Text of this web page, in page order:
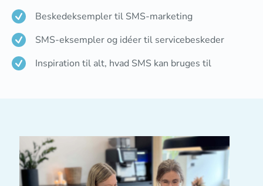
Beskedeksempler til SMS-marketing
SMS-eksempler og idéer til servicebeskeder
Inspiration til alt, hvad SMS kan bruges til